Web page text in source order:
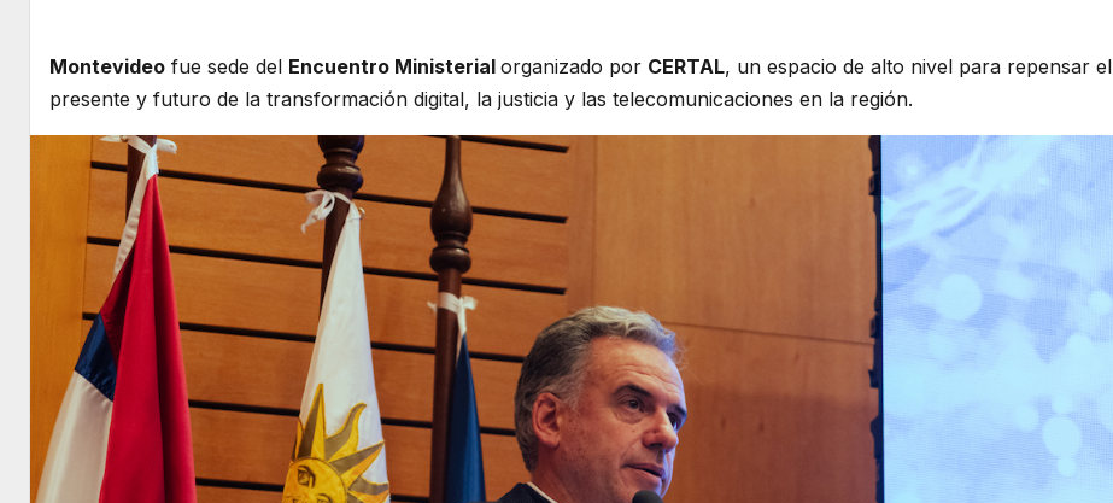
Montevideo fue sede del Encuentro Ministerial organizado por CERTAL, un espacio de alto nivel para repensar el
presente y futuro de la transformación digital, la justicia y las telecomunicaciones en la región.